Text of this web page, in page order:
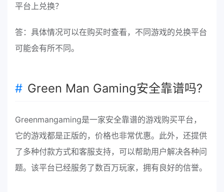
平台上兑换？
答：具体情况可以在购买时查看，不同游戏的兑换平台
可能会有所不同。
Green Man Gaming安全靠谱吗?
Greenmangaming是一家安全靠谱的游戏购买平台，
它的游戏都是正版的，价格也非常优惠。此外，还提供
了多种付款方式和客服支持，可以帮助用户解决各种问
题。该平台已经服务了数百万玩家，拥有良好的信誉。